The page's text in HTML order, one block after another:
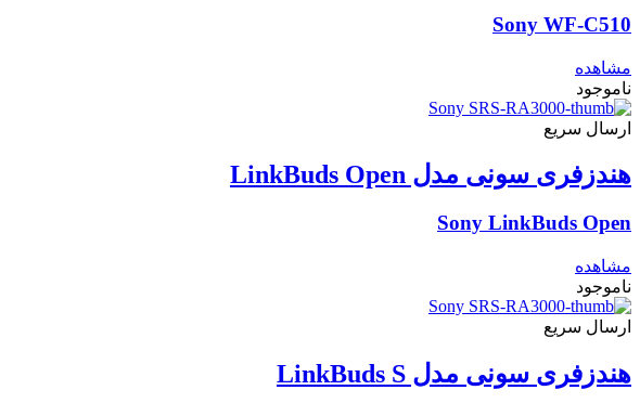
Google Fast Pair
Streo Pair
قابلیت سوئیچ خودکار بین دستگاه های LinkBuds
کالیبراسیون صدا نسبت به محیط
بلوتوث
نسخه 6.0
Sony WF-C510
مشاهده
ناموجود
ارسال سریع
هندزفری سونی مدل LinkBuds Open
Sony LinkBuds Open
مشاهده
ناموجود
ارسال سریع
هندزفری سونی مدل LinkBuds S